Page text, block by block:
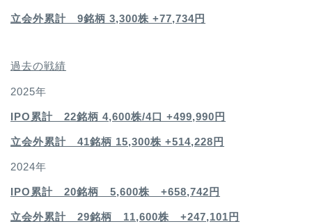
立会外累計 9銘柄 3,300株 +77,734円
過去の戦績
2025年
IPO累計 22銘柄 4,600株/4口 +499,990円
立会外累計 41銘柄 15,300株 +514,228円
2024年
IPO累計 20銘柄 5,600株 +658,742円
立会外累計 29銘柄 11,600株 +247,101円